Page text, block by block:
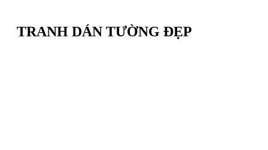
TRANH DÁN TƯỜNG ĐẸP